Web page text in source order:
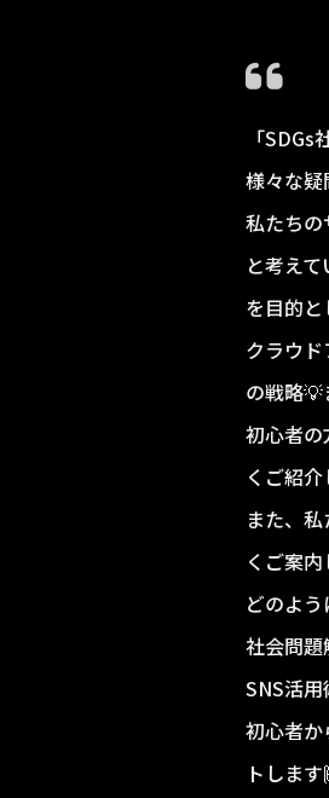
「
様々な
私たち
と考え
を目的と
クラウ
の戦略💡
初心者
くご紹介
また、
くご案内
どのよ
社会問
SNS活
初心者
トします